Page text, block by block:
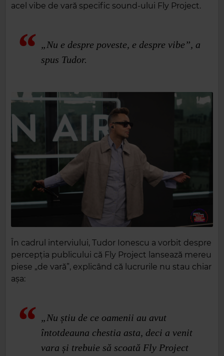
acel vibe de vară specific sound-ului Fly Project.
„Nu e despre poveste, e despre vibe”, a
spus Tudor.
În cadrul interviului, Tudor Ionescu a vorbit despre
percepția publicului că Fly Project lansează mereu
piese „de vară”, explicând că lucrurile nu stau chiar
așa:
„Nu știu de ce oamenii au avut
întotdeauna chestia asta, deci a venit
vara și trebuie să scoată Fly Project